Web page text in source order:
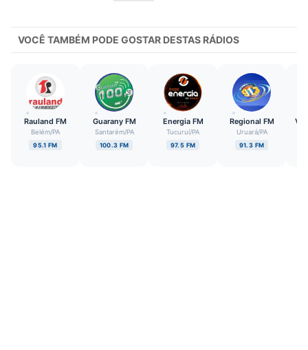
VOCÊ TAMBÉM PODE GOSTAR DESTAS RÁDIOS
Rauland FM
Belém/PA
95.1 FM
Guarany FM
Santarém/PA
100.3 FM
Energia FM
Tucuruí/PA
97.5 FM
Regional FM
Uruará/PA
91.3 FM